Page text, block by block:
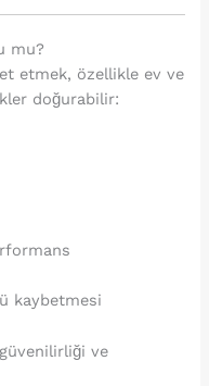
mu?
etmek, özellikle ev ve
doğurabilir:
kaybetmesi
ve